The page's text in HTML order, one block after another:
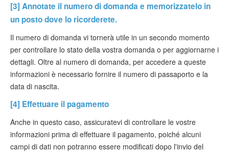
[3] Annotate il numero di domanda e memorizzatelo in
un posto dove lo ricorderete.
Il numero di domanda vi tornerà utile in un secondo momento
per controllare lo stato della vostra domanda o per aggiornarne i
dettagli. Oltre al numero di domanda, per accedere a queste
informazioni è necessario fornire il numero di passaporto e la
data di nascita.
[4] Effettuare il pagamento
Anche in questo caso, assicuratevi di controllare le vostre
informazioni prima di effettuare il pagamento, poiché alcuni
campi di dati non potranno essere modificati dopo l'invio del